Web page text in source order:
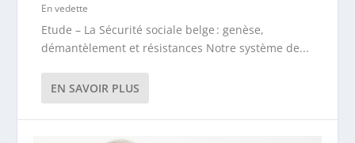
En vedette
Etude – La Sécurité sociale belge : genèse,
démantèlement et résistances Notre système de...
EN SAVOIR PLUS